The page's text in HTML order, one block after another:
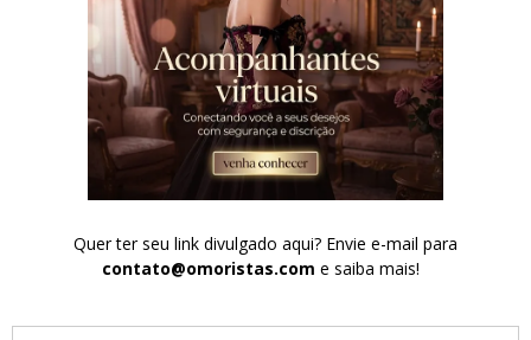
Quer ter seu link divulgado aqui? Envie e-mail para
contato@omoristas.com e saiba mais!